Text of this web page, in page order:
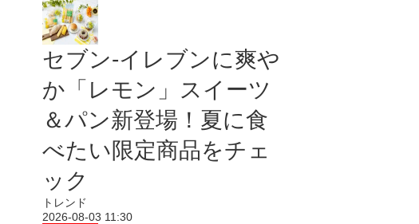
セブン‐イレブンに爽や
か「レモン」スイーツ
＆パン新登場！夏に食
べたい限定商品をチェ
ック
トレンド
2026-08-03 11:30